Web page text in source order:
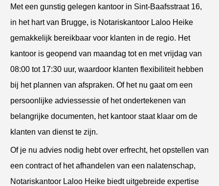
Met een gunstig gelegen kantoor in Sint-Baafsstraat 16,
in het hart van Brugge, is Notariskantoor Laloo Heike
gemakkelijk bereikbaar voor klanten in de regio. Het
kantoor is geopend van maandag tot en met vrijdag van
08:00 tot 17:30 uur, waardoor klanten flexibiliteit hebben
bij het plannen van afspraken. Of het nu gaat om een
persoonlijke adviessessie of het ondertekenen van
belangrijke documenten, het kantoor staat klaar om de
klanten van dienst te zijn.
Of je nu advies nodig hebt over erfrecht, het opstellen van
een contract of het afhandelen van een nalatenschap,
Notariskantoor Laloo Heike biedt uitgebreide expertise